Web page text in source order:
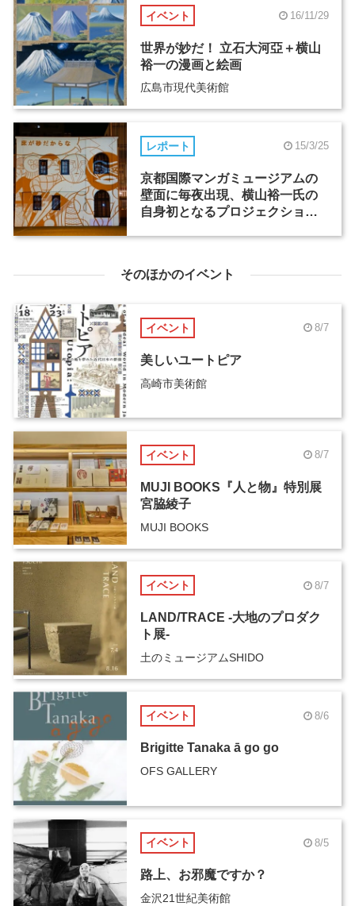
イベント 16/11/29
世界が妙だ！ 立石大河亞＋横山
裕一の漫画と絵画
広島市現代美術館
レポート 15/3/25
京都国際マンガミュージアムの
壁面に毎夜出現、横山裕一氏の
自身初となるプロジェクション
そのほかのイベント
イベント 8/7
美しいユートピア
高崎市美術館
イベント 8/7
MUJI BOOKS『人と物』特別展
宮脇綾子
MUJI BOOKS
イベント 8/7
LAND/TRACE -大地のプロダク
ト展-
土のミュージアムSHIDO
イベント 8/6
Brigitte Tanaka ā go go
OFS GALLERY
イベント 8/5
路上、お邪魔ですか？
金沢21世紀美術館